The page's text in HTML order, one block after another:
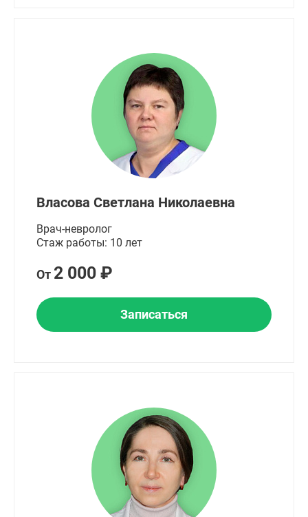
Власова Светлана Николаевна
Врач-невролог
Стаж работы: 10 лет
От 2 000 ₽
Записаться